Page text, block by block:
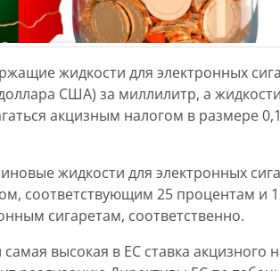
жидкости для электронных
США) за миллилитр, а
акцизным налогом в размере
жидкости для электронных
соответствующим 25 процентам и
сигаретам, соответственно.
высокая в ЕС ставка акцизного